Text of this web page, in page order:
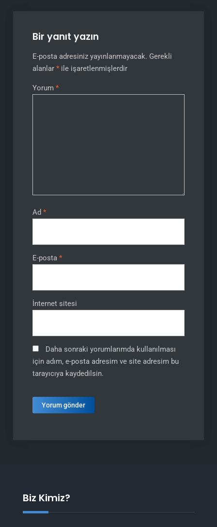
Bir yanıt yazın
E-posta adresiniz yayınlanmayacak. Gerekli
alanlar *ile işaretlenmişlerdir
Yorum *
Ad *
E-posta *
İnternet sitesi
Daha sonraki yorumlarımda kullanılması
için adım, e-posta adresim ve site adresim bu
tarayıcıya kaydedilsin.
Biz Kimiz?